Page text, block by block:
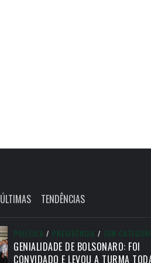
ÚLTIMAS TENDÊNCIAS
POLÍTICA / PRESIDÊNCIA / SEM
GENIALIDADE DE BOLSONARO: FOI
CONVIDADO E LEVOU A TURMA